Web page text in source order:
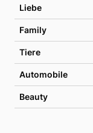
Liebe
Family
Tiere
Automobile
Beauty